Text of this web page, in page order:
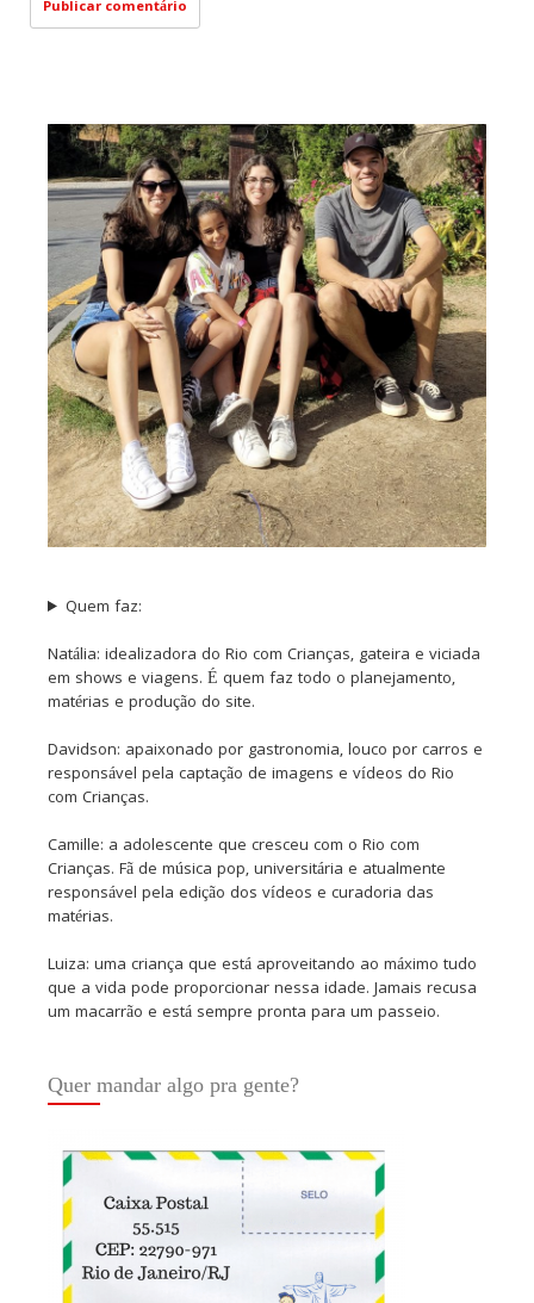
Quem faz:
Natália: idealizadora do Rio com Crianças, gateira e viciada
em shows e viagens. É quem faz todo o planejamento,
matérias e produção do site.
Davidson: apaixonado por gastronomia, louco por carros e
responsável pela captação de imagens e vídeos do Rio
com Crianças.
Camille: a adolescente que cresceu com o Rio com
Crianças. Fã de música pop, universitária e atualmente
responsável pela edição dos vídeos e curadoria das
matérias.
Luiza: uma criança que está aproveitando ao máximo tudo
que a vida pode proporcionar nessa idade. Jamais recusa
um macarrão e está sempre pronta para um passeio.
Quer mandar algo pra gente?